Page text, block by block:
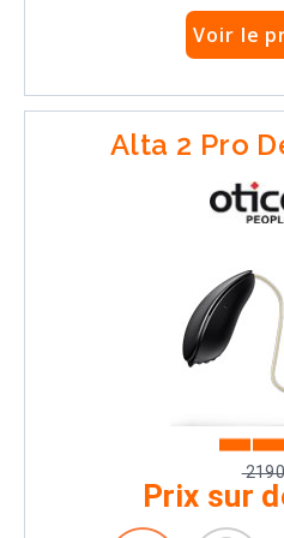
Voir le
Alta 2 Pro
Prix sur